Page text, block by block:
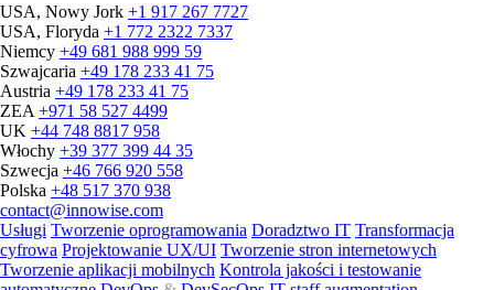
USA, Nowy Jork +1 917 267 7727
USA, Floryda +1 772 2322 7337
Niemcy +49 681 988 999 59
Szwajcaria +49 178 233 41 75
Austria +49 178 233 41 75
ZEA +971 58 527 4499
UK +44 748 8817 958
Włochy +39 377 399 44 35
Szwecja +46 766 920 558
Polska +48 517 370 938
contact@innowise.com
Usługi Tworzenie oprogramowania Doradztwo IT Transformacja
cyfrowa Projektowanie UX/UI Tworzenie stron internetowych
Tworzenie aplikacji mobilnych Kontrola jakości i testowanie